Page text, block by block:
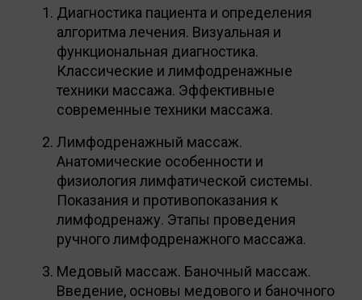
Диагностика пациента и определения
алгоритма лечения. Визуальная и
функциональная диагностика.
Классические и лимфодренажные
техники массажа. Эффективные
современные техники массажа.
Лимфодренажный массаж.
Анатомические особенности и
физиология лимфатической системы.
Показания и противопоказания к
лимфодренажу. Этапы проведения
ручного лимфодренажного массажа.
Медовый массаж. Баночный массаж.
Введение, основы медового и баночного